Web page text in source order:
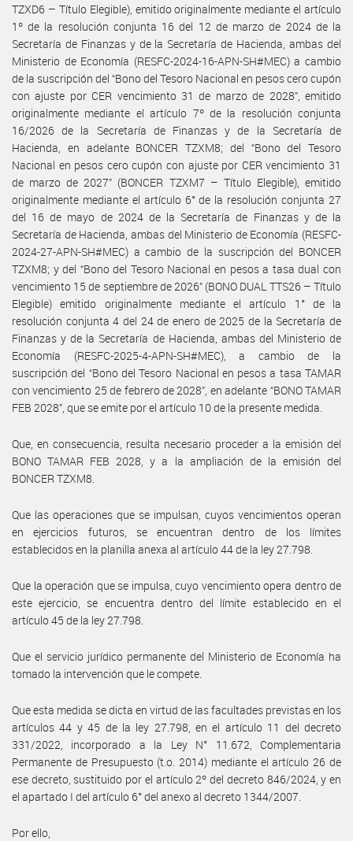
TZXD6 – Título Elegible), emitido originalmente mediante el artículo
1º de la resolución conjunta 16 del 12 de marzo de 2024 de la
Secretaría de Finanzas y de la Secretaría de Hacienda, ambas del
Ministerio de Economía (RESFC-2024-16-APN-SH#MEC) a cambio
de la suscripción del “Bono del Tesoro Nacional en pesos cero cupón
con ajuste por CER vencimiento 31 de marzo de 2028”, emitido
originalmente mediante el artículo 7º de la resolución conjunta
16/2026 de la Secretaría de Finanzas y de la Secretaría de
Hacienda, en adelante BONCER TZXM8; del “Bono del Tesoro
Nacional en pesos cero cupón con ajuste por CER vencimiento 31
de marzo de 2027” (BONCER TZXM7 – Título Elegible), emitido
originalmente mediante el artículo 6° de la resolución conjunta 27
del 16 de mayo de 2024 de la Secretaría de Finanzas y de la
Secretaría de Hacienda, ambas del Ministerio de Economía (RESFC-
2024-27-APN-SH#MEC) a cambio de la suscripción del BONCER
TZXM8; y del “Bono del Tesoro Nacional en pesos a tasa dual con
vencimiento 15 de septiembre de 2026” (BONO DUAL TTS26 – Título
Elegible) emitido originalmente mediante el artículo 1° de la
resolución conjunta 4 del 24 de enero de 2025 de la Secretaría de
Finanzas y de la Secretaría de Hacienda, ambas del Ministerio de
Economía (RESFC-2025-4-APN-SH#MEC), a cambio de la
suscripción del “Bono del Tesoro Nacional en pesos a tasa TAMAR
con vencimiento 25 de febrero de 2028”, en adelante “BONO TAMAR
FEB 2028”, que se emite por el artículo 10 de la presente medida.
Que, en consecuencia, resulta necesario proceder a la emisión del
BONO TAMAR FEB 2028, y a la ampliación de la emisión del
BONCER TZXM8.
Que las operaciones que se impulsan, cuyos vencimientos operan
en ejercicios futuros, se encuentran dentro de los límites
establecidos en la planilla anexa al artículo 44 de la ley 27.798.
Que la operación que se impulsa, cuyo vencimiento opera dentro de
este ejercicio, se encuentra dentro del límite establecido en el
artículo 45 de la ley 27.798.
Que el servicio jurídico permanente del Ministerio de Economía ha
tomado la intervención que le compete.
Que esta medida se dicta en virtud de las facultades previstas en los
artículos 44 y 45 de la ley 27.798, en el artículo 11 del decreto
331/2022, incorporado a la Ley N° 11.672, Complementaria
Permanente de Presupuesto (t.o. 2014) mediante el artículo 26 de
ese decreto, sustituido por el artículo 2º del decreto 846/2024, y en
el apartado I del artículo 6° del anexo al decreto 1344/2007.
Por ello,